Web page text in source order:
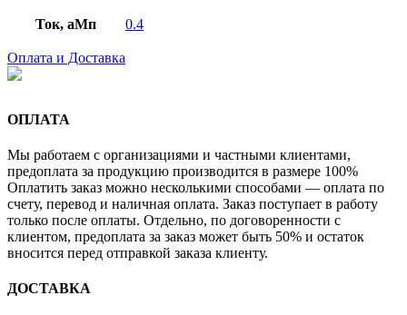
Ток, аМп 0.4
Оплата и Доставка
ОПЛАТА
Мы работаем с организациями и частными клиентами,
предоплата за продукцию производится в размере 100%
Оплатить заказ можно несколькими способами — оплата по
счету, перевод и наличная оплата. Заказ поступает в работу
только после оплаты. Отдельно, по договоренности с
клиентом, предоплата за заказ может быть 50% и остаток
вносится перед отправкой заказа клиенту.
ДОСТАВКА